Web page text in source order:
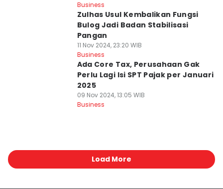
Business
Zulhas Usul Kembalikan Fungsi
Bulog Jadi Badan Stabilisasi
Pangan
11 Nov 2024, 23:20 WIB
Business
Ada Core Tax, Perusahaan Gak
Perlu Lagi Isi SPT Pajak per Januari
2025
09 Nov 2024, 13:05 WIB
Business
Load More